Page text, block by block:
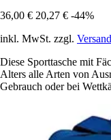
36,00 € 20,27 € -44%
inkl. MwSt. zzgl.
Diese Sporttasche mit
Alters alle Arten von
Gebrauch oder bei